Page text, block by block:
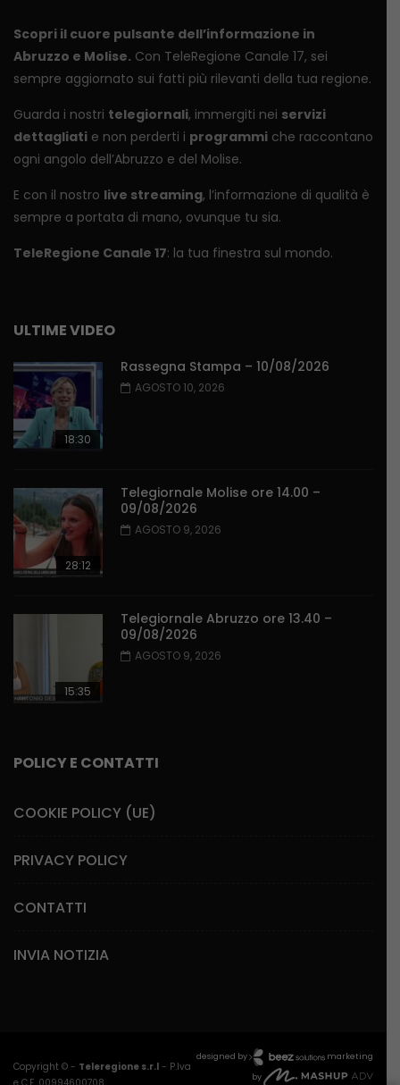
Scopri il cuore pulsante dell’informazione in
Abruzzo e Molise. Con TeleRegione Canale 17, sei
sempre aggiornato sui fatti più rilevanti della tua regione.
Guarda i nostri telegiornali, immergiti nei servizi
dettagliati e non perderti i programmi che raccontano
ogni angolo dell’Abruzzo e del Molise.
E con il nostro live streaming, l’informazione di qualità è
sempre a portata di mano, ovunque tu sia.
TeleRegione Canale 17: la tua finestra sul mondo.
ULTIME VIDEO
18:30
Rassegna Stampa – 10/08/2026
AGOSTO 10, 2026
28:12
Telegiornale Molise ore 14.00 –
09/08/2026
AGOSTO 9, 2026
15:35
Telegiornale Abruzzo ore 13.40 –
09/08/2026
AGOSTO 9, 2026
POLICY E CONTATTI
COOKIE POLICY (UE)
PRIVACY POLICY
CONTATTI
INVIA NOTIZIA
Copyright © - Teleregione s.r.l - P.Iva
designed by
marketing
by